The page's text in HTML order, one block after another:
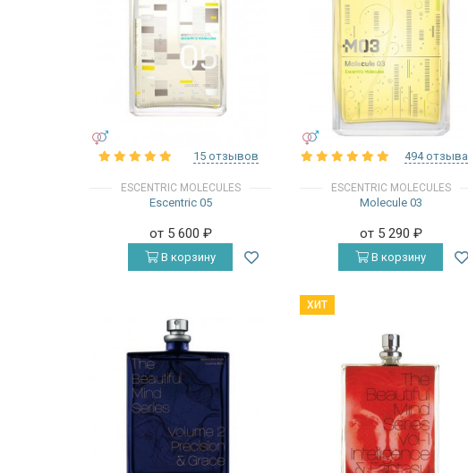
15 отзывов
ESCENTRIC MOLECULES
Escentric 05
от 5 600 ₽
В корзину
УНИСЕКС
494 отзыва
ESCENTRIC MOLECULES
Molecule 03
от 5 290 ₽
В корзину
ХИТ